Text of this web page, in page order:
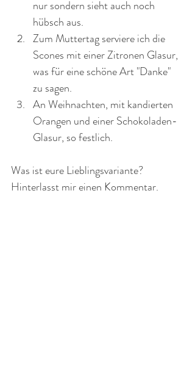
nur sondern sieht auch noch
hübsch aus.
Zum Muttertag serviere ich die
Scones mit einer Zitronen Glasur,
was für eine schöne Art "Danke"
zu sagen.
An Weihnachten, mit kandierten
Orangen und einer Schokoladen-
Glasur, so festlich.
Was ist eure Lieblingsvariante?
Hinterlasst mir einen Kommentar.